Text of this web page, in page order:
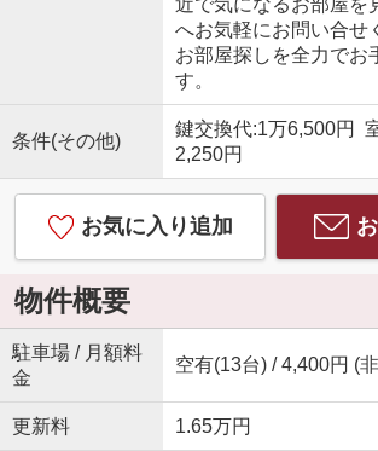
近で気になるお部屋を
へお気軽にお問い合せ
お部屋探しを全力でお
す。
条件(その他)
鍵交換代:1万6,500円
2,250円
お気に入り追加
物件概要
駐車場 / 月額料
金
空有(13台) / 4,400円 (
更新料 1.65万円